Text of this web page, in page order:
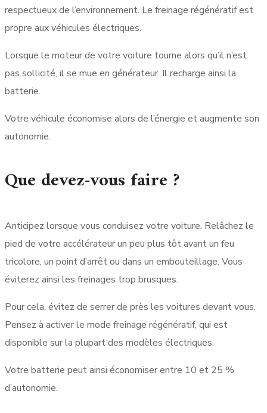
respectueux de l’environnement. Le freinage régénératif est
propre aux véhicules électriques.
Lorsque le moteur de votre voiture tourne alors qu’il n’est
pas sollicité, il se mue en générateur. Il recharge ainsi la
batterie.
Votre véhicule économise alors de l’énergie et augmente son
autonomie.
Que devez-vous faire ?
Anticipez lorsque vous conduisez votre voiture. Relâchez le
pied de votre accélérateur un peu plus tôt avant un feu
tricolore, un point d’arrêt ou dans un embouteillage. Vous
éviterez ainsi les freinages trop brusques.
Pour cela, évitez de serrer de près les voitures devant vous.
Pensez à activer le mode freinage régénératif, qui est
disponible sur la plupart des modèles électriques.
Votre batterie peut ainsi économiser entre 10 et 25 %
d’autonomie.